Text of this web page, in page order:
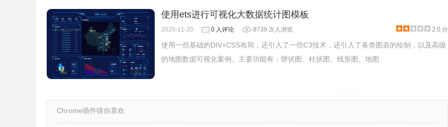
使用ets进行可视化大数据统计图模板
2020-11-20 0 人评论 8739 次人浏览 2.0 分
使用一些基础的DIV+CSS布局，还引入了一些C3技术，还引入了各类图表的绘制，以及高级
的地图数据可视化案例。主要功能有：饼状图、柱状图、线形图、地图
Chrome插件猜你喜欢